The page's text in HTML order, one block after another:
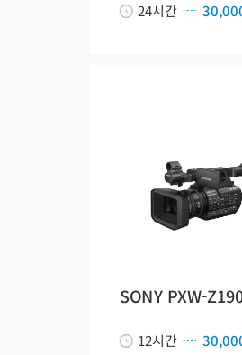
24시간
SONY PXW-
12시간